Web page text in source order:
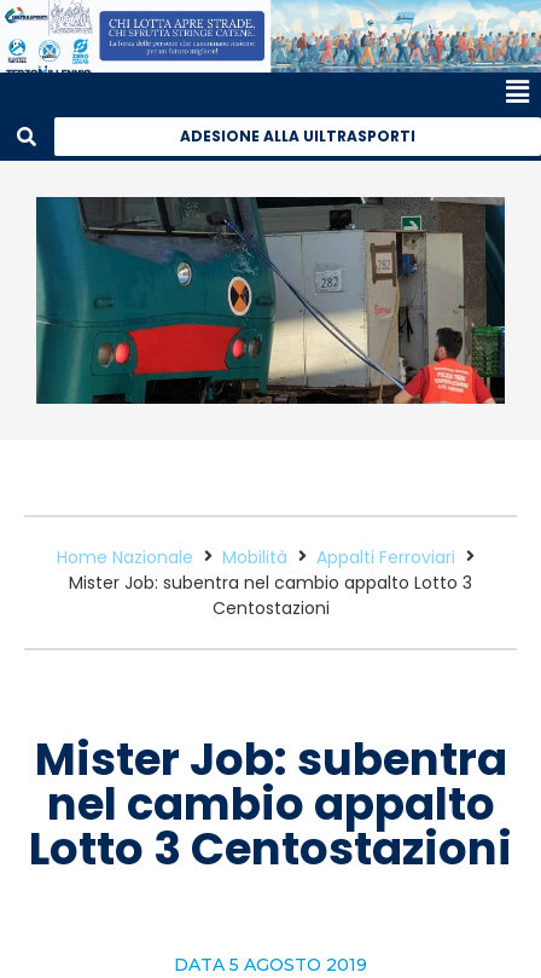
ADESIONE ALLA UILTRASPORTI
Home Nazionale Mobilità
Appalti Ferroviari
Mister Job: subentra nel cambio appalto Lotto 3
Centostazioni
Mister Job: subentra
nel cambio appalto
Lotto 3 Centostazioni
DATA 5 AGOSTO 2019